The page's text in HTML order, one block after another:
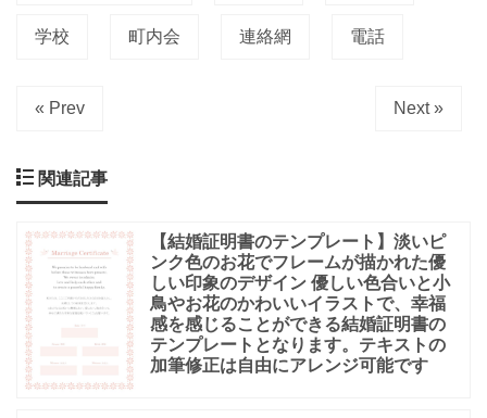
学校 町内会 連絡網 電話
« Prev Next »
関連記事
【結婚証明書のテンプレート】淡いピ
ンク色のお花でフレームが描かれた優
しい印象のデザイン 優しい色合いと小
鳥やお花のかわいいイラストで、幸福
感を感じることができる結婚証明書の
テンプレートとなります。テキストの
加筆修正は自由にアレンジ可能です